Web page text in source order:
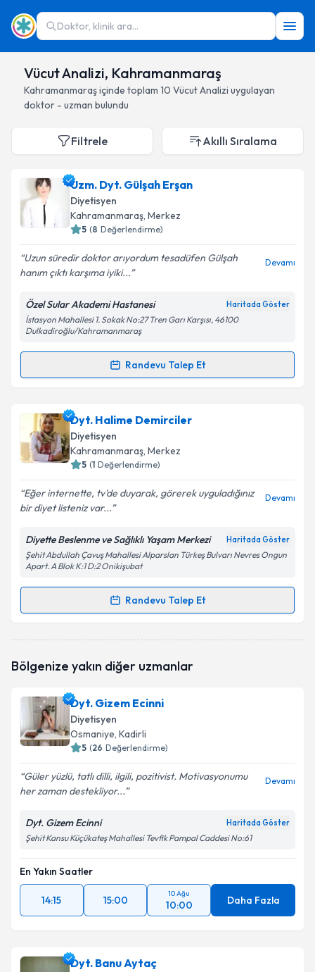
Doktor, klinik ara...
Vücut Analizi, Kahramanmaraş
Kahramanmaraşiçinde toplam 10 Vücut Analizi uygulayan
doktor - uzman bulundu
Filtrele Akıllı Sıralama
Uzm. Dyt. Gülşah Erşan
Diyetisyen
Kahramanmaraş, Merkez
5 (8 Değerlendirme)
Uzun süredir doktor arıyordum tesadüfen Gülşah
hanım çıktı karşıma iyiki...
Devamı
Özel Sular Akademi Hastanesi Haritada Göster
İstasyon Mahallesi 1. Sokak No:27 Tren Garı Karşısı, 46100
Dulkadiroğlu/Kahramanmaraş
Randevu Talep Et
Randevu Takvimi Talebi
Uzm. Dyt. Gülşah Erşaniçin randevu takvimi talebi
oluşturun. Size bu uzmandan randevu almanız için bir
takvim hazırlandığında e-posta ile bilgilendireceğiz.
Kişisel verilerimin işlenmesine ilişkin
Aydınlatma
Metni'ni okudum ve kişisel verilerimin belirtilen
kapsamda işlenmesini kabul ediyorum.
Takvim Talebini Gönder
Dyt. Halime Demirciler
Diyetisyen
Kahramanmaraş, Merkez
5 (1 Değerlendirme)
Eğer internette, tv'de duyarak, görerek uyguladığınız
bir diyet listeniz var...
Devamı
Diyette Beslenme ve Sağlıklı Yaşam Merkezi Haritada Göster
Şehit Abdullah Çavuş Mahallesi Alparslan Türkeş Bulvarı Nevres Ongun
Apart. A Blok K:1 D:2 Onikişubat
Randevu Talep Et
Randevu Takvimi Talebi
oluşturun. Size bu uzmandan randevu almanız için bir
E-posta Adresiniz
Kişisel verilerimin işlenmesine ilişkinAydınlatma
Metni'ni okudum ve kişisel verilerimin belirtilen
Bölgenize yakın diğer uzmanlar
Dyt. Gizem Ecinni
Diyetisyen
Osmaniye, Kadirli
5 (26 Değerlendirme)
Güler yüzlü, tatlı dilli, ilgili, pozitivist. Motivasyonumu
her zaman destekliyor...
Devamı
Dyt. Gizem Ecinni Haritada Göster
Şehit Kansu Küçükateş Mahallesi Tevfik Pampal Caddesi No:61
En Yakın Saatler
14:15 15:00
10 Ağu
10:00 Daha Fazla
Dyt. Banu Aytaç